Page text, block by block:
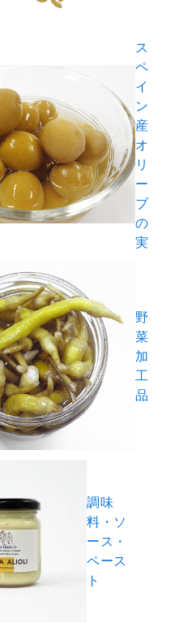
ス
ペ
イ
ン
産
オ
リ
ー
ブ
の
実
野
菜
加
工
品
調味
料・ソ
ース・
ペース
ト